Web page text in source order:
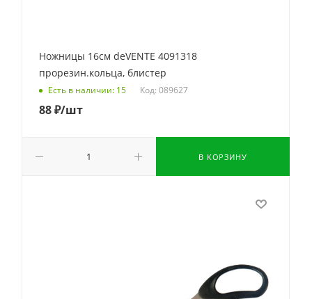
Ножницы 16см deVENTE 4091318
прорезин.кольца, блистер
Есть в наличии: 15 Код: 089627
88₽/шт
В КОРЗИНУ